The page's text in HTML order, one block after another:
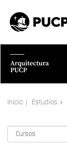
Inicio Estudios